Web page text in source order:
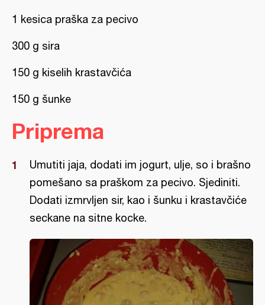
1 kesica praška za pecivo
300 g sira
150 g kiselih krastavčića
150 g šunke
Priprema
Umutiti jaja, dodati im jogurt, ulje, so i brašno
pomešano sa praškom za pecivo. Sjediniti.
Dodati izmrvljen sir, kao i šunku i krastavčiće
seckane na sitne kocke.